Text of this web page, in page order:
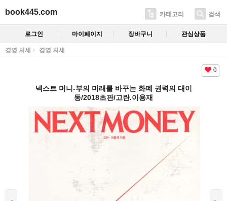
book445.com 카테고리 검색
로그인 마이페이지 장바구니 관심상품
경영 처세 경영 처세
0
넥스트 머니-부의 미래를 바꾸는 화폐 권력의 대이
동/2018초판/고란.이용재